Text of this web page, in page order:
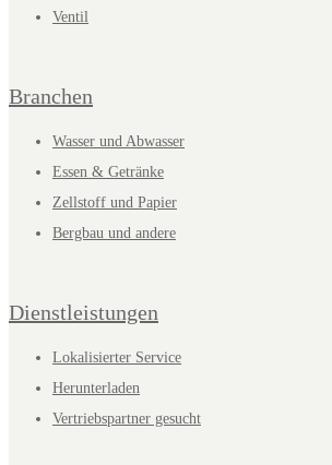
Ventil
Branchen
Wasser und Abwasser
Essen & Getränke
Zellstoff und Papier
Bergbau und andere
Dienstleistungen
Lokalisierter Service
Herunterladen
Vertriebspartner gesucht